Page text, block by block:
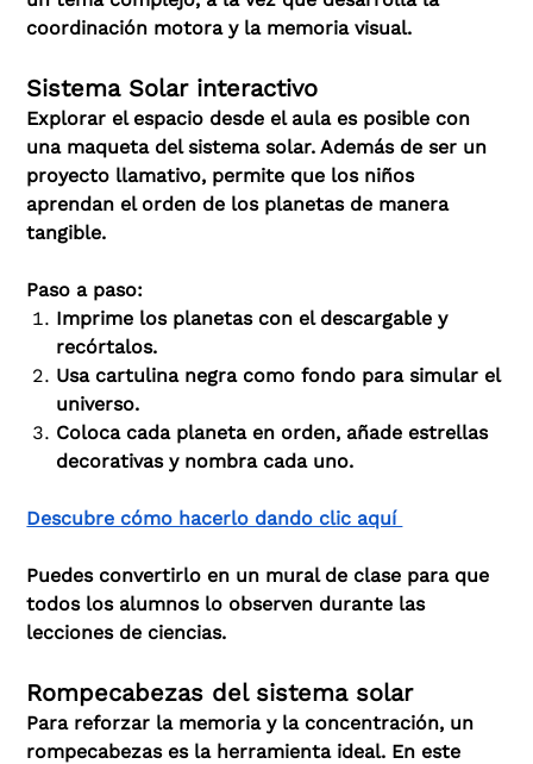
coordinación motora y la memoria visual.
Sistema Solar interactivo
Explorar el espacio desde el aula es posible con
una maqueta del sistema solar. Además de ser un
proyecto llamativo, permite que los niños
aprendan el orden de los planetas de manera
tangible.
Paso a paso:
Imprime los planetas con el descargable y
recórtalos.
Usa cartulina negra como fondo para simular el
universo.
Coloca cada planeta en orden, añade estrellas
decorativas y nombra cada uno.
Descubre cómo hacerlo dando clic aquí
Puedes convertirlo en un mural de clase para que
todos los alumnos lo observen durante las
lecciones de ciencias.
Rompecabezas del sistema solar
Para reforzar la memoria y la concentración, un
rompecabezas es la herramienta ideal. En este